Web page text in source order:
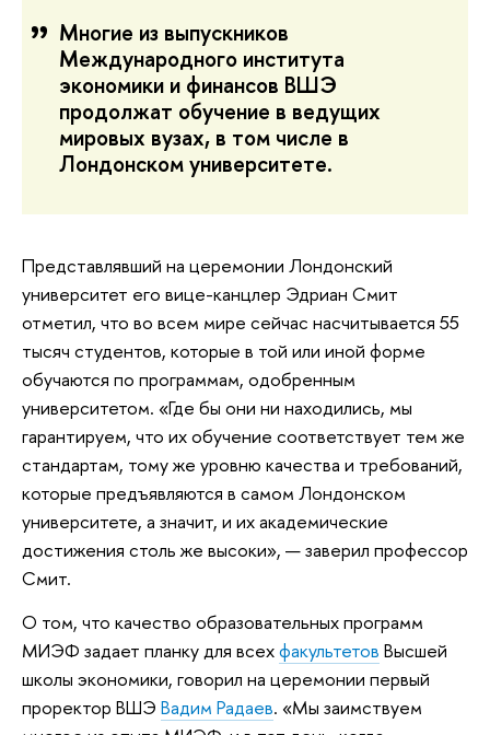
Многие из выпускников
Международного института
экономики и финансов ВШЭ
продолжат обучение в ведущих
мировых вузах, в том числе в
Лондонском университете.
Представлявший на церемонии Лондонский
университет его вице-канцлер Эдриан Смит
отметил, что во всем мире сейчас насчитывается 55
тысяч студентов, которые в той или иной форме
обучаются по программам, одобренным
университетом. «Где бы они ни находились, мы
гарантируем, что их обучение соответствует тем же
стандартам, тому же уровню качества и требований,
которые предъявляются в самом Лондонском
университете, а значит, и их академические
достижения столь же высоки», — заверил профессор
Смит.
О том, что качество образовательных программ
МИЭФ задает планку для всехфакультетов Высшей
школы экономики, говорил на церемонии первый
проректор ВШЭ Вадим Радаев. «Мы заимствуем